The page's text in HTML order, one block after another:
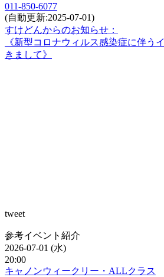
011-850-6077
(自動更新:2025-07-01)
すけどんからのお知らせ：
《新型コロナウィルス感染症に伴う
きまして》
tweet
参考イベント紹介
2026-07-01 (水)
20:00
キャノンウィークリー・ALLクラス